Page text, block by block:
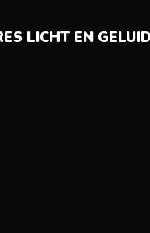
LICHT EN